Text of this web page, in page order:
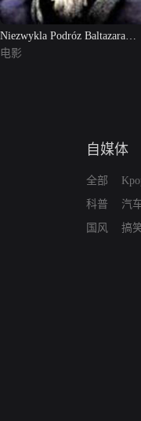
Niezwykla Podróz Baltazara
Kobera
电影
自媒体
全部
科普
国风
汽
搞